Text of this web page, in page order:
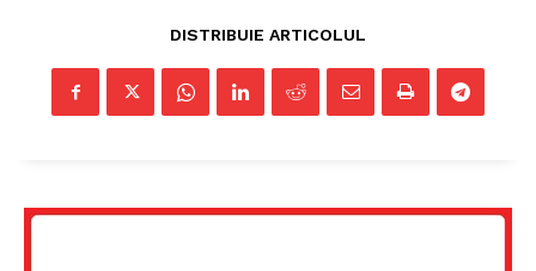
DISTRIBUIE ARTICOLUL